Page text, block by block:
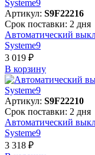
Артикул: S9F22216
Срок поставки: 2 дня
Автоматический
Systeme9
3 019 ₽
В корзинy
Артикул: S9F22210
Срок поставки: 2 дня
Автоматический
Systeme9
3 318 ₽